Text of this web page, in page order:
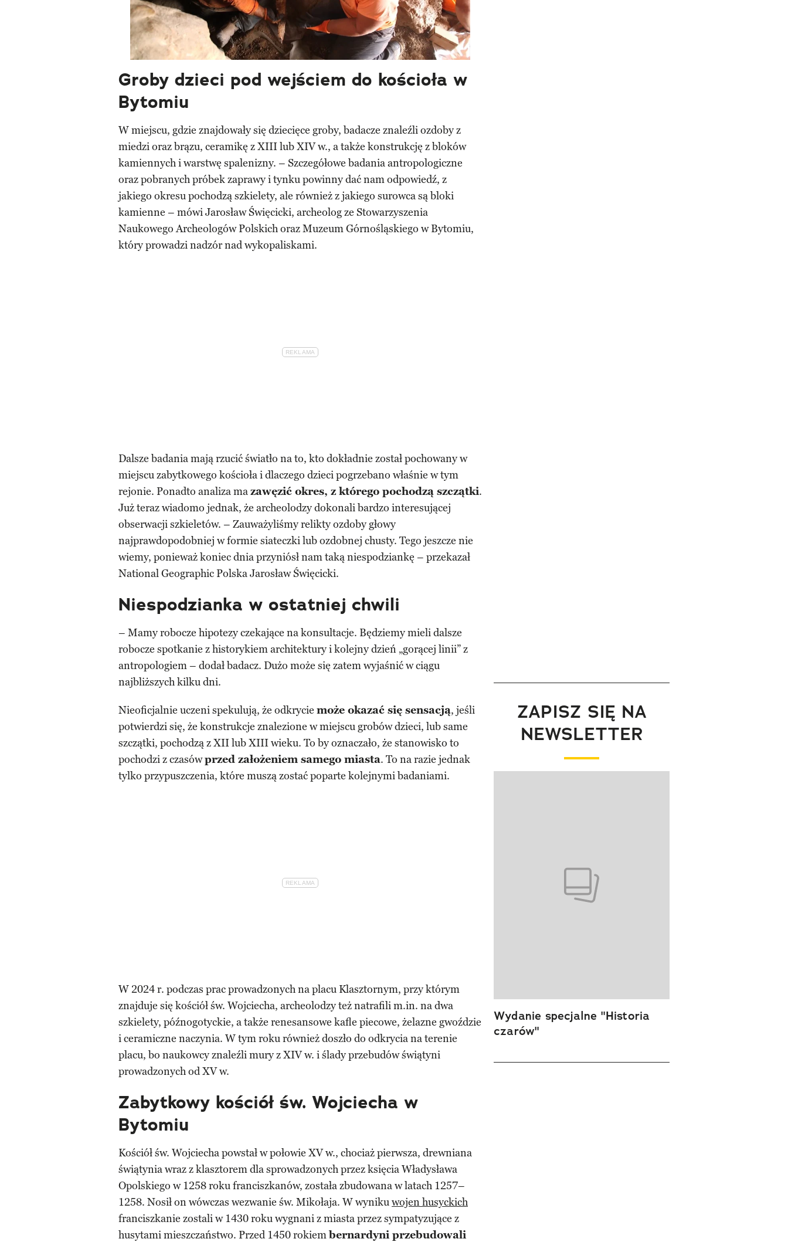
Groby dzieci pod wejściem do kościoła w
Bytomiu
W miejscu, gdzie znajdowały się dziecięce groby, badacze znaleźli ozdoby z
miedzi oraz brązu, ceramikę z XIII lub XIV w., a także konstrukcję z bloków
kamiennych i warstwę spalenizny. – Szczegółowe badania antropologiczne
oraz pobranych próbek zaprawy i tynku powinny dać nam odpowiedź, z
jakiego okresu pochodzą szkielety, ale również z jakiego surowca są bloki
kamienne – mówi Jarosław Święcicki, archeolog ze Stowarzyszenia
Naukowego Archeologów Polskich oraz Muzeum Górnośląskiego w Bytomiu,
który prowadzi nadzór nad wykopaliskami.
Dalsze badania mają rzucić światło na to, kto dokładnie został pochowany w
miejscu zabytkowego kościoła i dlaczego dzieci pogrzebano właśnie w tym
rejonie. Ponadto analiza mazawęzić okres, z którego pochodzą szczątki.
Już teraz wiadomo jednak, że archeolodzy dokonali bardzo interesującej
obserwacji szkieletów. – Zauważyliśmy relikty ozdoby głowy
najprawdopodobniej w formie siateczki lub ozdobnej chusty. Tego jeszcze nie
wiemy, ponieważ koniec dnia przyniósł nam taką niespodziankę – przekazał
National Geographic Polska Jarosław Święcicki.
Niespodzianka w ostatniej chwili
– Mamy robocze hipotezy czekające na konsultacje. Będziemy mieli dalsze
robocze spotkanie z historykiem architektury i kolejny dzień „gorącej linii” z
antropologiem – dodał badacz. Dużo może się zatem wyjaśnić w ciągu
najbliższych kilku dni.
Nieoficjalnie uczeni spekulują, że odkrycie może okazać się sensacją, jeśli
potwierdzi się, że konstrukcje znalezione w miejscu grobów dzieci, lub same
szczątki, pochodzą z XII lub XIII wieku. To by oznaczało, że stanowisko to
pochodzi z czasówprzed założeniem samego miasta. To na razie jednak
tylko przypuszczenia, które muszą zostać poparte kolejnymi badaniami.
W 2024 r. podczas prac prowadzonych na placu Klasztornym, przy którym
znajduje się kościół św. Wojciecha, archeolodzy też natrafili m.in. na dwa
szkielety, późnogotyckie, a także renesansowe kafle piecowe, żelazne gwoździe
i ceramiczne naczynia. W tym roku również doszło do odkrycia na terenie
placu, bo naukowcy znaleźli mury z XIV w. i ślady przebudów świątyni
prowadzonych od XV w.
Zabytkowy kościół św. Wojciecha w
Bytomiu
Kościół św. Wojciecha powstał w połowie XV w., chociaż pierwsza, drewniana
świątynia wraz z klasztorem dla sprowadzonych przez księcia Władysława
Opolskiego w 1258 roku franciszkanów, została zbudowana w latach 1257–
1258. Nosił on wówczas wezwanie św. Mikołaja. W wynikuwojen husyckich
franciszkanie zostali w 1430 roku wygnani z miasta przez sympatyzujące z
husytami mieszczaństwo. Przed 1450 rokiembernardyni przebudowali
ZAPISZ SIĘ NA
NEWSLETTER
Wydanie specjalne "Historia
czarów"